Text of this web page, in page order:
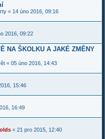
« 14 úno 2016, 09:16
2016, 09:22
NA ŠKOLKU A JAKÉ ZMĚNY
« 05 úno 2016, 14:43
15:46
16:49
« 21 pro 2015, 12:40